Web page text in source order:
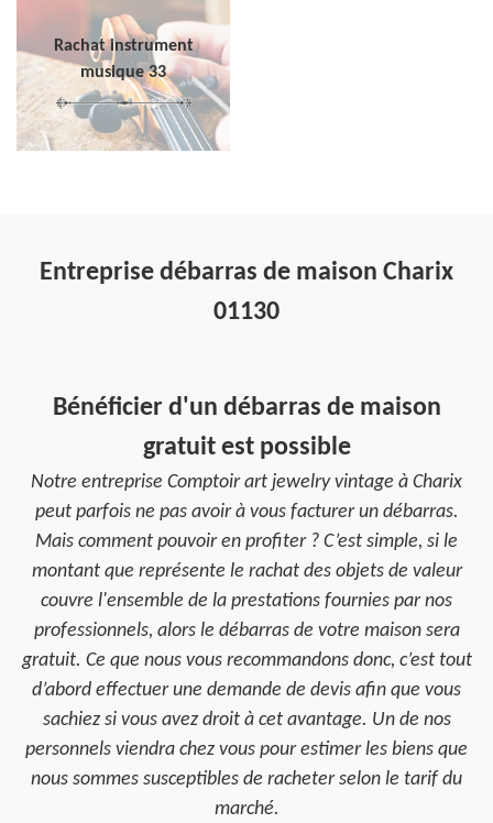
Rachat instrument
musique 33
Entreprise débarras de maison Charix
01130
Bénéficier d'un débarras de maison
gratuit est possible
Notre entreprise Comptoir art jewelry vintage à Charix
peut parfois ne pas avoir à vous facturer un débarras.
Mais comment pouvoir en profiter ? C’est simple, si le
montant que représente le rachat des objets de valeur
couvre l'ensemble de la prestations fournies par nos
professionnels, alors le débarras de votre maison sera
gratuit. Ce que nous vous recommandons donc, c’est tout
d’abord effectuer une demande de devis afin que vous
sachiez si vous avez droit à cet avantage. Un de nos
personnels viendra chez vous pour estimer les biens que
nous sommes susceptibles de racheter selon le tarif du
marché.